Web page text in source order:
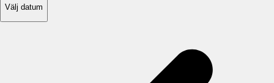
Välj datum